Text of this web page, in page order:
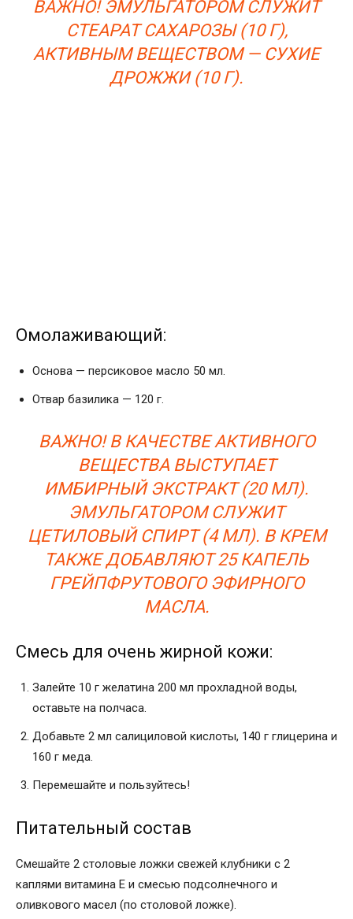
ВАЖНО! ЭМУЛЬГАТОРОМ СЛУЖИТ
СТЕАРАТ САХАРОЗЫ (10 Г),
АКТИВНЫМ ВЕЩЕСТВОМ — СУХИЕ
ДРОЖЖИ (10 Г).
Омолаживающий:
Основа — персиковое масло 50 мл.
Отвар базилика — 120 г.
ВАЖНО! В КАЧЕСТВЕ АКТИВНОГО
ВЕЩЕСТВА ВЫСТУПАЕТ
ИМБИРНЫЙ ЭКСТРАКТ (20 МЛ).
ЭМУЛЬГАТОРОМ СЛУЖИТ
ЦЕТИЛОВЫЙ СПИРТ (4 МЛ). В КРЕМ
ТАКЖЕ ДОБАВЛЯЮТ 25 КАПЕЛЬ
ГРЕЙПФРУТОВОГО ЭФИРНОГО
МАСЛА.
Смесь для очень жирной кожи:
Залейте 10 г желатина 200 мл прохладной воды,
оставьте на полчаса.
Добавьте 2 мл салициловой кислоты, 140 г глицерина и
160 г меда.
Перемешайте и пользуйтесь!
Питательный состав
Смешайте 2 столовые ложки свежей клубники с 2
каплями витамина Е и смесью подсолнечного и
оливкового масел (по столовой ложке).